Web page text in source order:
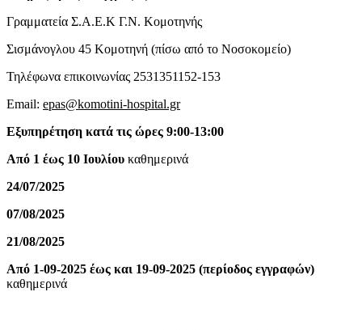
Γραμματεία Σ.Α.Ε.Κ Γ.Ν. Κομοτηνής
Σισμάνογλου 45 Κομοτηνή (πίσω από το Νοσοκομείο)
Τηλέφωνα επικοινωνίας 2531351152-153
Email: epas@komotini-hospital.gr
Εξυπηρέτηση κατά τις ώρες 9:00-13:00
Από 1 έως 10 Ιουλίου καθημερινά
24/07/2025
07/08/2025
21/08/2025
Από 1-09-2025 έως και 19-09-2025 (περίοδος εγγραφών)
καθημερινά